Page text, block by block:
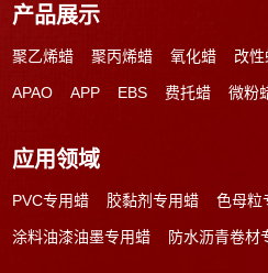
产品展示
聚乙烯蜡 聚丙烯蜡 氧化蜡 改性
APAO APP EBS 费托蜡 微粉
应用领域
PVC专用蜡 胶黏剂专用蜡 色母粒
涂料油漆油墨专用蜡 防水沥青卷材